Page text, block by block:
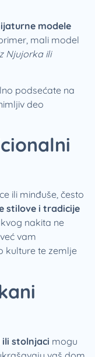
modele
mali model
Njujorka ili
podsećate na
deo
ili minđuše, često
stilove i tradicije
nakita ne
vam
kulture te zemlje
stolnjaci mogu